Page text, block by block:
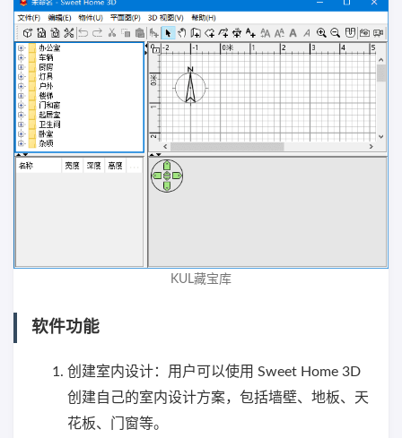
KUL藏宝库
软件功能
创建室内设计：用户可以使用 Sweet Home 3D
创建自己的室内设计方案，包括墙壁、地板、天
花板、门窗等。